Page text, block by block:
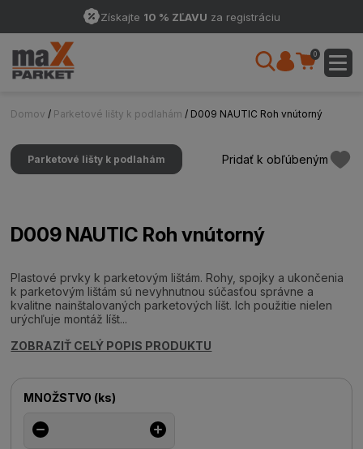
Získajte 10 % ZĽAVU za registráciu
0
Domov / Parketové lišty k podlahám / D009 NAUTIC Roh vnútorný
Parketové lišty k podlahám Pridať k obľúbeným
D009 NAUTIC Roh vnútorný
Plastové prvky k parketovým lištám. Rohy, spojky a ukončenia
k parketovým lištám sú nevyhnutnou súčasťou správne a
kvalitne nainštalovaných parketových líšt. Ich použitie nielen
urýchľuje montáž líšt...
ZOBRAZIŤ CELÝ POPIS PRODUKTU
MNOŽSTVO (ks)